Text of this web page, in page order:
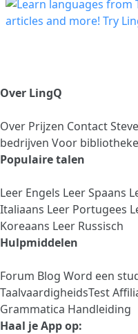
Over LingQ
Over Prijzen Contact
bedrijven Voor
Populaire talen
Leer Engels Leer Spaans
Italiaans Leer Portugees
Koreaans Leer Russisch
Hulpmiddelen
Forum Blog Word een
TaalvaardigheidsTest
Grammatica Handleiding
Haal je App op: